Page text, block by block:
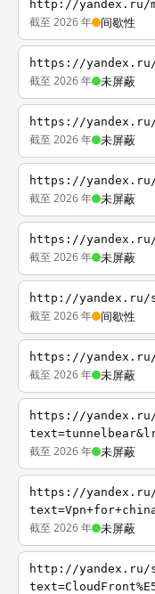
http://yandex.ru/
截至 2026 年 间歇性
https://yandex.ru/
截至 2026 年 未屏蔽
https://
截至 2026 年 未屏蔽
https://yandex.ru/
截至 2026 年 未屏蔽
https://yandex.ru/
截至 2026 年 未屏蔽
http://yandex.ru/
截至 2026 年 间歇性
https://yandex.ru/
截至 2026 年 未屏蔽
https://
截至 2026 年 未屏蔽
https://
截至 2026 年 未屏蔽
http://yandex.ru/